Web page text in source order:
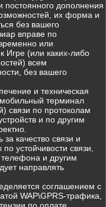
постоянного дополнения
их форма и
без вашего
вправе по
или
Игре (или каких-либо
всем
без вашего
и техническая
терминал
связи по протоколам
и по другим
качество связи и
устойчивости связи,
и другим
направлять
соглашением с
WAP\GPRS-трафика,